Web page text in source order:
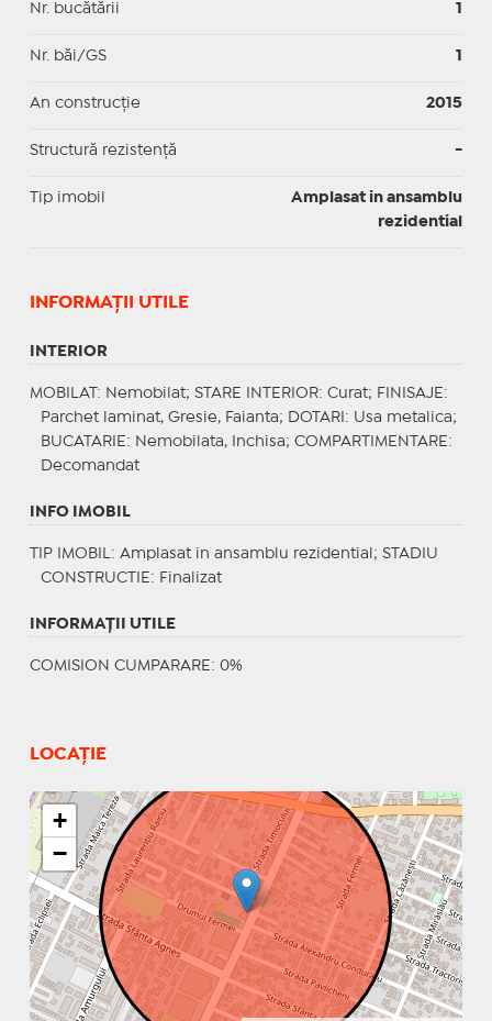
Nr. bucătării 1
Nr. băi/GS 1
An construcție 2015
Structură rezistență -
Tip imobil
Amplasat in ansamblu
rezidential
INFORMAŢII UTILE
INTERIOR
MOBILAT : Nemobilat; STARE INTERIOR: Curat; FINISAJE :
Parchet laminat, Gresie, Faianta;
DOTARI : Usa metalica;
BUCATARIE : Nemobilata, Inchisa; COMPARTIMENTARE :
Decomandat
INFO IMOBIL
TIP IMOBIL : Amplasat in ansamblu rezidential; STADIU
CONSTRUCTIE : Finalizat
INFORMAŢII UTILE
COMISION CUMPARARE: 0%
LOCAȚIE
+
−